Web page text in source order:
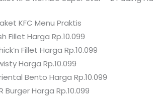
KFC Menu Praktis
Fillet Harga Rp.10.099
Fillet Harga Rp.10.099
Harga Rp.10.099
Bento Harga Rp.10.099
Burger Harga Rp.10.099